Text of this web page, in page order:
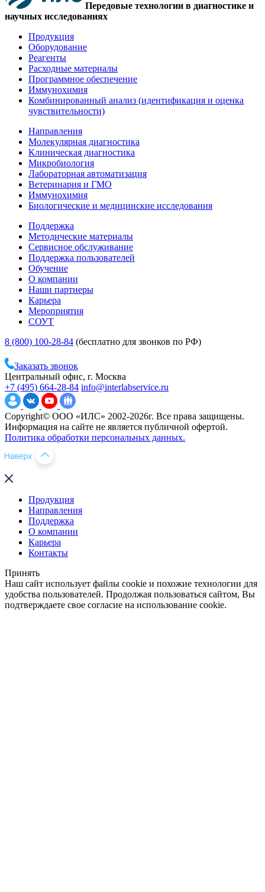
Передовые технологии в диагностике и
научных исследованиях
Продукция
Оборудование
Реагенты
Расходные материалы
Программное обеспечение
Иммунохимия
Комбинированный анализ (идентификация и оценка
чувствительности)
Направления
Молекулярная диагностика
Клиническая диагностика
Микробиология
Лабораторная автоматизация
Ветеринария и ГМО
Иммунохимия
Биологические и медицинские исследования
Поддержка
Методические материалы
Сервисное обслуживание
Поддержка пользователей
Обучение
О компании
Наши партнеры
Карьера
Мероприятия
СОУТ
8 (800) 100-28-84 (бесплатно для звонков по РФ)
Заказать звонок
Центральный офис, г. Москва
+7 (495) 664-28-84 info@interlabservice.ru
Copyright© ООО «ИЛС» 2002-2026г. Все права защищены.
Информация на сайте не является публичной офертой.
Политика обработки персональных данных.
Продукция
Направления
Поддержка
О компании
Карьера
Контакты
Принять
Наш сайт использует файлы cookie и похожие технологии для
удобства пользователей. Продолжая пользоваться сайтом, Вы
подтверждаете свое согласие на использование cookie.